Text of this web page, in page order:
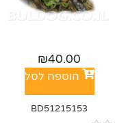
₪40.00
הוספה לסל
BD51215153